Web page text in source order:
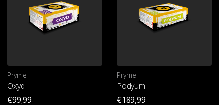
Pryme
Oxyd
€99,99
Pryme
Podyum
€189,99